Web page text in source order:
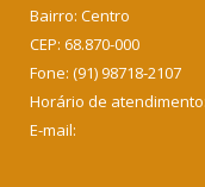
Bairro: Centro
CEP: 68.870-000
Fone: (91) 98718-2107
Horário de
E-mail: